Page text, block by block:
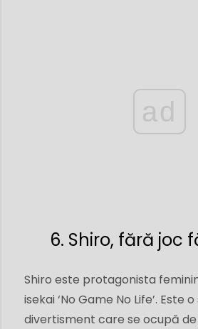
ad
6. Shiro, fără joc
Shiro este protagonista
isekai ‘No Game No Life’. Este
divertisment care se ocupă de